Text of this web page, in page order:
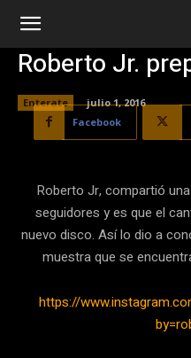
Roberto Jr.
Enterate
julio 1, 2016
Facebook
Roberto Jr, compartió
seguidores y es que el
nuevo disco. Así lo dio a
muestra que se
https://